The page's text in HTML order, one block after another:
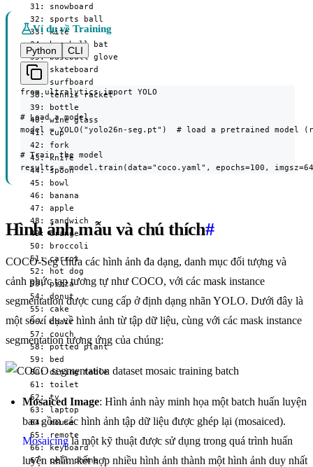
  31: snowboard
  32: sports ball
  33: kite
  34: baseball bat
  35: baseball glove
  36: skateboard
  37: surfboard
  38: tennis racket
  39: bottle
  40: wine glass
  41: cup
  42: fork
  43: knife
  44: spoon
  45: bowl
  46: banana
  47: apple
  48: sandwich
  49: orange
  50: broccoli
  51: carrot
  52: hot dog
  53: pizza
  54: donut
  55: cake
  56: chair
  57: couch
  58: potted plant
  59: bed
  60: dining table
  61: toilet
  62: tv
  63: laptop
  64: mouse
  65: remote
  66: keyboard
  67: cell phone
Ví dụ về Training
Python
CLI
from ultralytics import YOLO
# Load a model
model = YOLO("yolo26n-seg.pt")  # load a pretrained model
# Train the model
results = model.train(data="coco.yaml", epochs=100,
Hình ảnh mẫu và chú thích#
COCO-Seg chứa các hình ảnh đa dạng, danh mục đối tượng và
cảnh phức tạp tương tự như COCO, với các mask instance
segmentation được cung cấp ở định dạng nhãn YOLO. Dưới đây là
một số ví dụ về hình ảnh từ tập dữ liệu, cùng với các mask instance
segmentation tương ứng của chúng:
Mosaiced Image: Hình ảnh này minh họa một batch huấn luyện
bao gồm các hình ảnh tập dữ liệu được ghép lại (mosaiced).
Mosaicinglà một kỹ thuật được sử dụng trong quá trình huấn
luyện nhằm kết hợp nhiều hình ảnh thành một hình ảnh duy nhất